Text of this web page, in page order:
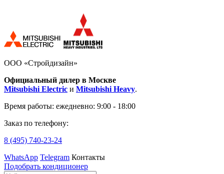
ООО «Стройдизайн»
Официальный дилер в Москве
Mitsubishi Electric и Mitsubishi Heavy.
Время работы: ежедневно: 9:00 - 18:00
Заказ по телефону:
8 (495) 740-23-24
WhatsApp Telegram Контакты
Подобрать кондиционер